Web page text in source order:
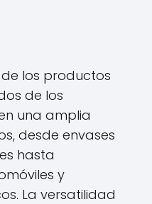
los productos
de los
una amplia
desde envases
hasta
y
La versatilidad